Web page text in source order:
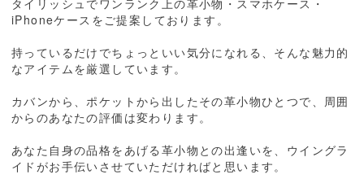
タイリッシュでワンランク上の革小物・スマホケース・
iPhoneケースをご提案しております。
持っているだけでちょっといい気分になれる、そんな魅力的
なアイテムを厳選しています。
カバンから、ポケットから出したその革小物ひとつで、周囲
からのあなたの評価は変わります。
あなた自身の品格をあげる革小物との出逢いを、ウイングラ
イドがお手伝いさせていただければと思います。